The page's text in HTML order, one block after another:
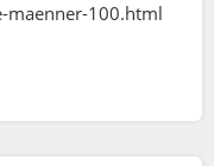
maenner-100.html
den meisten